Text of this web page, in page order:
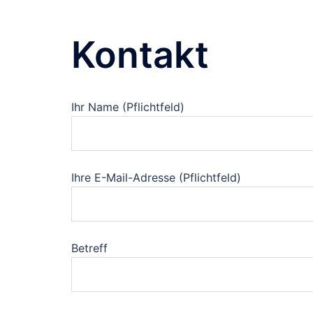
Kontakt
Ihr Name (Pflichtfeld)
Ihre E-Mail-Adresse (Pflichtfeld)
Betreff